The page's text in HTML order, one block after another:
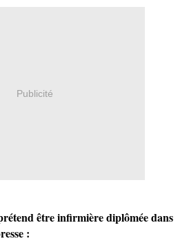
Publicité
être infirmière diplômée dans
: